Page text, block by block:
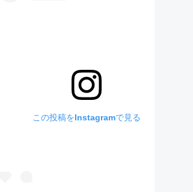
この投稿をInstagramで見る